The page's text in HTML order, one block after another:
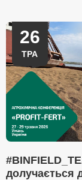
26
ТРА
долучається